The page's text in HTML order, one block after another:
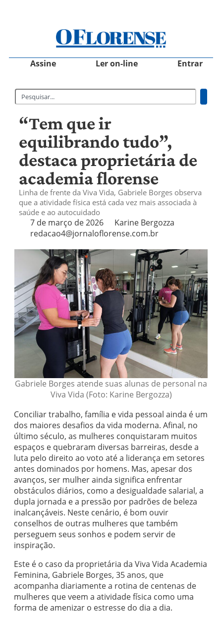
Assine Ler on-line Entrar
“Tem que ir
equilibrando tudo”,
destaca proprietária de
academia florense
Linha de frente da Viva Vida, Gabriele Borges observa
que a atividade física está cada vez mais associada à
saúde e ao autocuidado
7 de março de 2026
Karine Bergozza
redacao4@jornaloflorense.com.br
Gabriele Borges atende suas alunas de personal na
Viva Vida (Foto: Karine Bergozza)
Conciliar trabalho, família e vida pessoal ainda é um
dos maiores desafios da vida moderna. Afinal, no
último século, as mulheres conquistaram muitos
espaços e quebraram diversas barreiras, desde a
luta pelo direito ao voto até a liderança em setores
antes dominados por homens. Mas, apesar dos
avanços, ser mulher ainda significa enfrentar
obstáculos diários, como a desigualdade salarial, a
dupla jornada e a pressão por padrões de beleza
inalcançáveis. Neste cenário, é bom ouvir
conselhos de outras mulheres que também
perseguem seus sonhos e podem servir de
inspiração.
Este é o caso da proprietária da Viva Vida Academia
Feminina, Gabriele Borges, 35 anos, que
acompanha diariamente a rotina de centenas de
mulheres que veem a atividade física como uma
forma de amenizar o estresse do dia a dia.